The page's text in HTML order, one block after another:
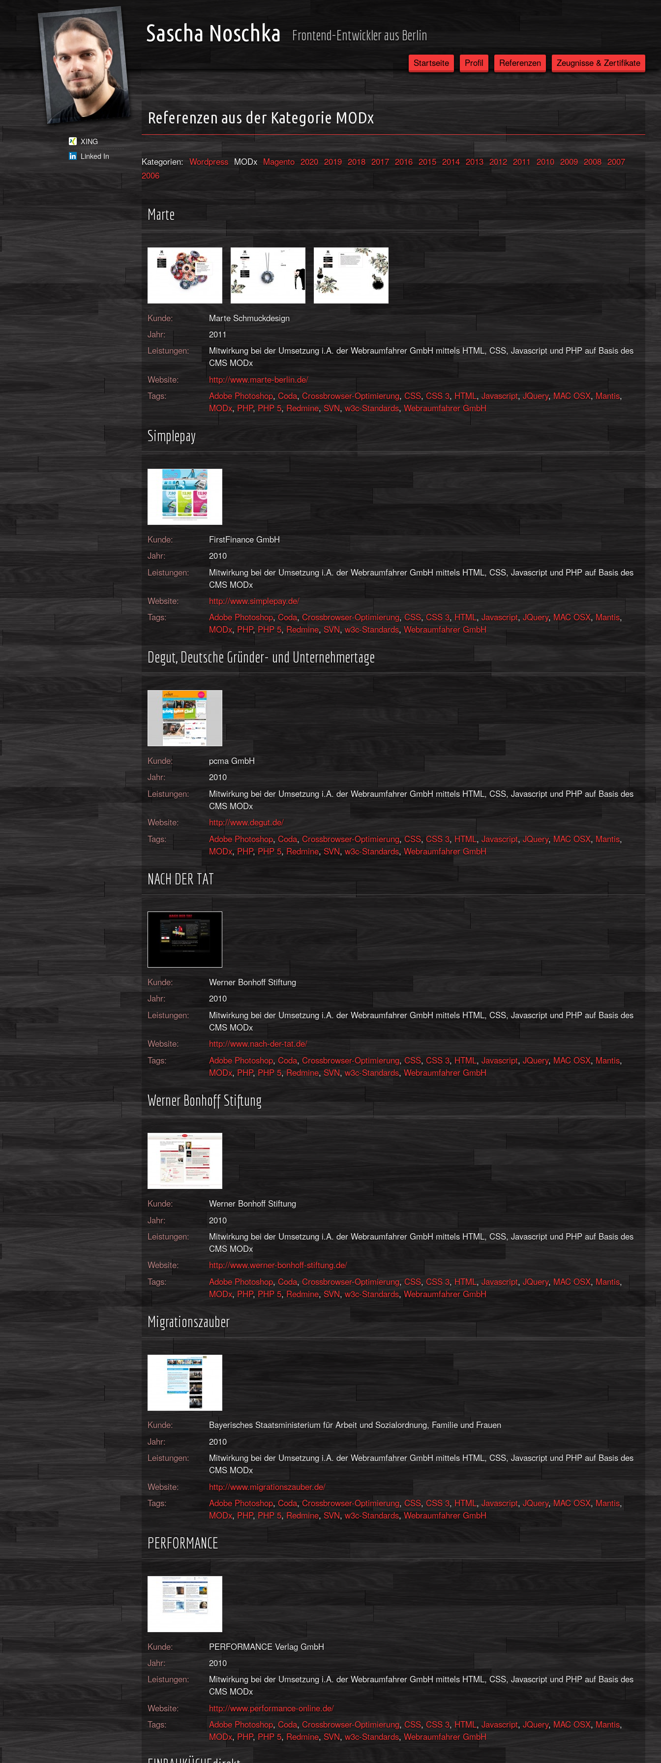
Sascha Noschka Frontend-Entwickler aus Berlin
Startseite Profil Referenzen Zeugnisse & Zertifikate
Referenzen aus der Kategorie MODx
Kategorien: Wordpress MODx Magento 2020 2019 2018 2017 2016 2015 2014 2013 2012 2011 2010 2009 2008 2007
2006
Marte
Kunde:
Marte Schmuckdesign
Jahr:
2011
Leistungen:
Mitwirkung bei der Umsetzung i.A. der Webraumfahrer GmbH mittels HTML, CSS, Javascript und PHP auf Basis des
CMS MODx
Website:
http://www.marte-berlin.de/
Tags:
Adobe Photoshop, Coda, Crossbrowser-Optimierung, CSS, CSS 3, HTML, Javascript, JQuery, MAC OSX, Mantis,
MODx, PHP, PHP 5, Redmine, SVN, w3c-Standards, Webraumfahrer GmbH
Simplepay
Kunde:
FirstFinance GmbH
Jahr:
2010
Leistungen:
Mitwirkung bei der Umsetzung i.A. der Webraumfahrer GmbH mittels HTML, CSS, Javascript und PHP auf Basis des
CMS MODx
Website:
http://www.simplepay.de/
Tags:
Adobe Photoshop, Coda, Crossbrowser-Optimierung, CSS, CSS 3, HTML, Javascript, JQuery, MAC OSX, Mantis,
MODx, PHP, PHP 5, Redmine, SVN, w3c-Standards, Webraumfahrer GmbH
Degut, Deutsche Gründer- und Unternehmertage
Kunde:
pcma GmbH
Jahr:
2010
Leistungen:
Mitwirkung bei der Umsetzung i.A. der Webraumfahrer GmbH mittels HTML, CSS, Javascript und PHP auf Basis des
CMS MODx
Website:
http://www.degut.de/
Tags:
Adobe Photoshop, Coda, Crossbrowser-Optimierung, CSS, CSS 3, HTML, Javascript, JQuery, MAC OSX, Mantis,
MODx, PHP, PHP 5, Redmine, SVN, w3c-Standards, Webraumfahrer GmbH
NACH DER TAT
Kunde:
Werner Bonhoff Stiftung
Jahr:
2010
Leistungen:
Mitwirkung bei der Umsetzung i.A. der Webraumfahrer GmbH mittels HTML, CSS, Javascript und PHP auf Basis des
CMS MODx
Website:
http://www.nach-der-tat.de/
Tags:
Adobe Photoshop, Coda, Crossbrowser-Optimierung, CSS, CSS 3, HTML, Javascript, JQuery, MAC OSX, Mantis,
MODx, PHP, PHP 5, Redmine, SVN, w3c-Standards, Webraumfahrer GmbH
Werner Bonhoff Stiftung
Kunde:
Werner Bonhoff Stiftung
Jahr:
2010
Leistungen:
Mitwirkung bei der Umsetzung i.A. der Webraumfahrer GmbH mittels HTML, CSS, Javascript und PHP auf Basis des
CMS MODx
Website:
http://www.werner-bonhoff-stiftung.de/
Tags:
Adobe Photoshop, Coda, Crossbrowser-Optimierung, CSS, CSS 3, HTML, Javascript, JQuery, MAC OSX, Mantis,
MODx, PHP, PHP 5, Redmine, SVN, w3c-Standards, Webraumfahrer GmbH
Migrationszauber
Kunde:
Bayerisches Staatsministerium für Arbeit und Sozialordnung, Familie und Frauen
Jahr:
2010
Leistungen:
Mitwirkung bei der Umsetzung i.A. der Webraumfahrer GmbH mittels HTML, CSS, Javascript und PHP auf Basis des
CMS MODx
Website:
http://www.migrationszauber.de/
Tags:
Adobe Photoshop, Coda, Crossbrowser-Optimierung, CSS, CSS 3, HTML, Javascript, JQuery, MAC OSX, Mantis,
MODx, PHP, PHP 5, Redmine, SVN, w3c-Standards, Webraumfahrer GmbH
PERFORMANCE
Kunde:
PERFORMANCE Verlag GmbH
Jahr:
2010
Leistungen:
Mitwirkung bei der Umsetzung i.A. der Webraumfahrer GmbH mittels HTML, CSS, Javascript und PHP auf Basis des
CMS MODx
Website:
http://www.performance-online.de/
Tags:
Adobe Photoshop, Coda, Crossbrowser-Optimierung, CSS, CSS 3, HTML, Javascript, JQuery, MAC OSX, Mantis,
MODx, PHP, PHP 5, Redmine, SVN, w3c-Standards, Webraumfahrer GmbH
XING
Linked In